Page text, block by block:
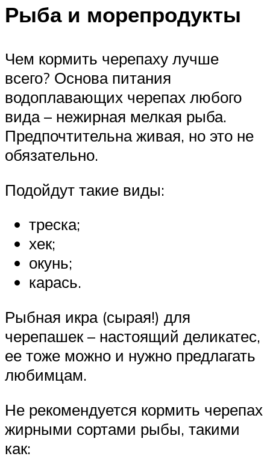
Рыба и морепродукты
Чем кормить черепаху лучше
всего? Основа питания
водоплавающих черепах любого
вида – нежирная мелкая рыба.
Предпочтительна живая, но это не
обязательно.
Подойдут такие виды:
треска;
хек;
окунь;
карась.
Рыбная икра (сырая!) для
черепашек – настоящий деликатес,
ее тоже можно и нужно предлагать
любимцам.
Не рекомендуется кормить черепах
жирными сортами рыбы, такими
как: